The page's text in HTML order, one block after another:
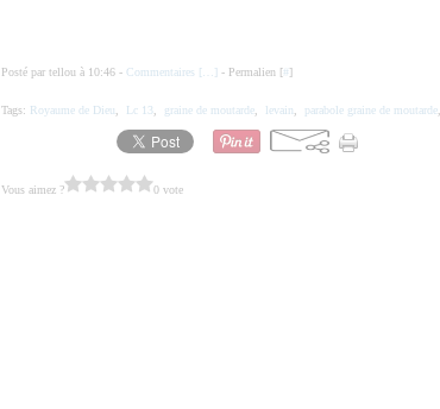
Posté par tellou à 10:46 - Commentaires [ ] - Permalien [#]
Tags: Royaume de Dieu Lc 13 graine de moutarde levain parabole graine de moutarde
Vous aimez ? 0 vote